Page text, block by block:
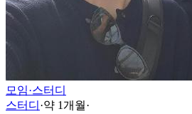
모임·스터디
스터디 ·약 1개월·